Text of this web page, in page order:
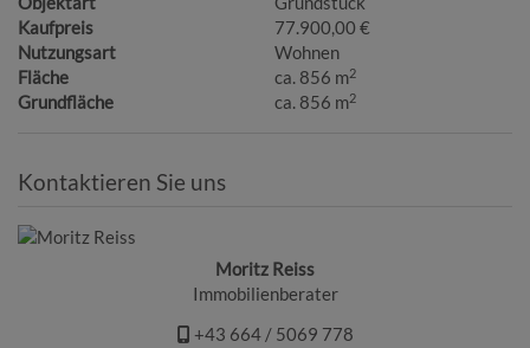
Kaufpreis
77.900,00 €
Nutzungsart
Wohnen
Fläche
ca. 856 m2
Grundfläche ca. 856 m2
Kontaktieren Sie uns
Moritz Reiss
Immobilienberater
+43 664 / 5069 778